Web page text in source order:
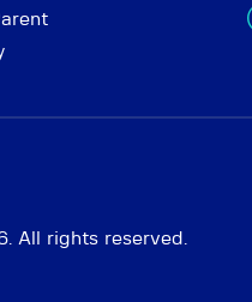
All rights reserved.